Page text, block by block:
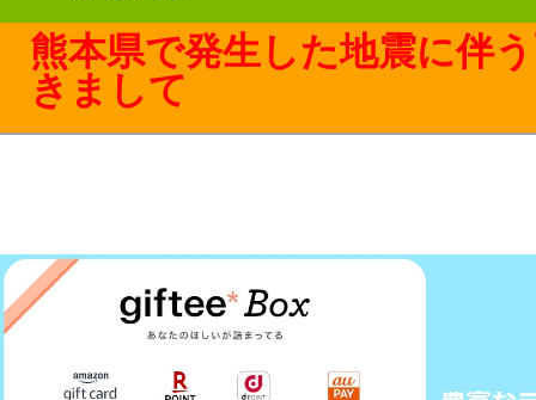
熊本県で発生した地震に伴
きまして